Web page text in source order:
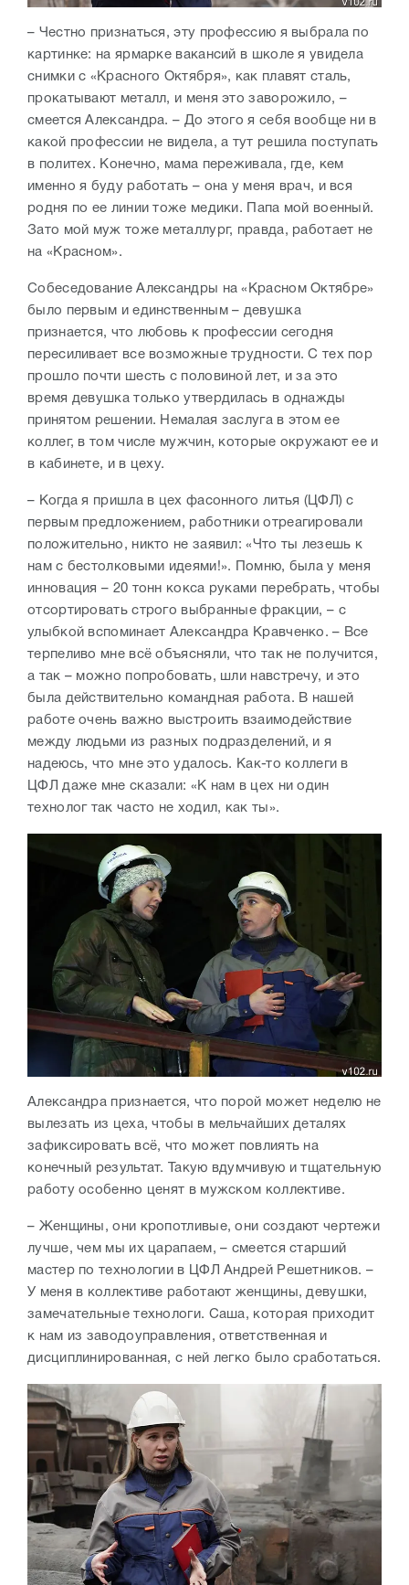
– Честно признаться, эту профессию я выбрала по
картинке: на ярмарке вакансий в школе я увидела
снимки с «Красного Октября», как плавят сталь,
прокатывают металл, и меня это заворожило, –
смеется Александра. – До этого я себя вообще ни в
какой профессии не видела, а тут решила поступать
в политех. Конечно, мама переживала, где, кем
именно я буду работать – она у меня врач, и вся
родня по ее линии тоже медики. Папа мой военный.
Зато мой муж тоже металлург, правда, работает не
на «Красном».
Собеседование Александры на «Красном Октябре»
было первым и единственным – девушка
признается, что любовь к профессии сегодня
пересиливает все возможные трудности. С тех пор
прошло почти шесть с половиной лет, и за это
время девушка только утвердилась в однажды
принятом решении. Немалая заслуга в этом ее
коллег, в том числе мужчин, которые окружают ее и
в кабинете, и в цеху.
– Когда я пришла в цех фасонного литья (ЦФЛ) с
первым предложением, работники отреагировали
положительно, никто не заявил: «Что ты лезешь к
нам с бестолковыми идеями!». Помню, была у меня
инновация – 20 тонн кокса руками перебрать, чтобы
отсортировать строго выбранные фракции, – с
улыбкой вспоминает Александра Кравченко. – Все
терпеливо мне всё объясняли, что так не получится,
а так – можно попробовать, шли навстречу, и это
была действительно командная работа. В нашей
работе очень важно выстроить взаимодействие
между людьми из разных подразделений, и я
надеюсь, что мне это удалось. Как-то коллеги в
ЦФЛ даже мне сказали: «К нам в цех ни один
технолог так часто не ходил, как ты».
Александра признается, что порой может неделю не
вылезать из цеха, чтобы в мельчайших деталях
зафиксировать всё, что может повлиять на
конечный результат. Такую вдумчивую и тщательную
работу особенно ценят в мужском коллективе.
– Женщины, они кропотливые, они создают чертежи
лучше, чем мы их царапаем, – смеется старший
мастер по технологии в ЦФЛ Андрей Решетников. –
У меня в коллективе работают женщины, девушки,
замечательные технологи. Саша, которая приходит
к нам из заводоуправления, ответственная и
дисциплинированная, с ней легко было сработаться.